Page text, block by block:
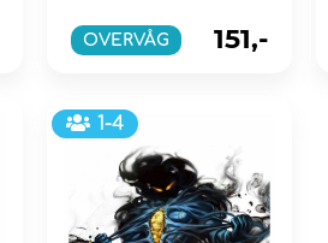
Crone vakt troggene
for at g...
OVERVÅG 151,-
1-4